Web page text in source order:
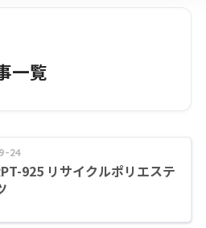
一覧
24
925 リサイクルポリエステ